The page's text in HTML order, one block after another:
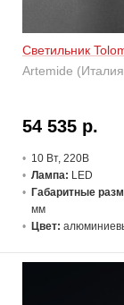
Светильник
Artemide
54 535 р.
10 Вт, 220В
Лампа: LED
Габаритные
мм
Цвет: